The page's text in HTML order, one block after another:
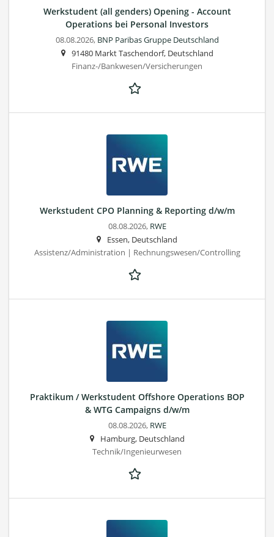
Werkstudent (all genders) Opening - Account
Operations bei Personal Investors
08.08.2026, BNP Paribas Gruppe Deutschland
91480 Markt Taschendorf, Deutschland
Finanz-/Bankwesen/Versicherungen
Werkstudent CPO Planning & Reporting d/w/m
08.08.2026, RWE
Essen, Deutschland
Assistenz/Administration | Rechnungswesen/Controlling
Praktikum / Werkstudent Offshore Operations BOP
& WTG Campaigns d/w/m
08.08.2026, RWE
Hamburg, Deutschland
Technik/Ingenieurwesen